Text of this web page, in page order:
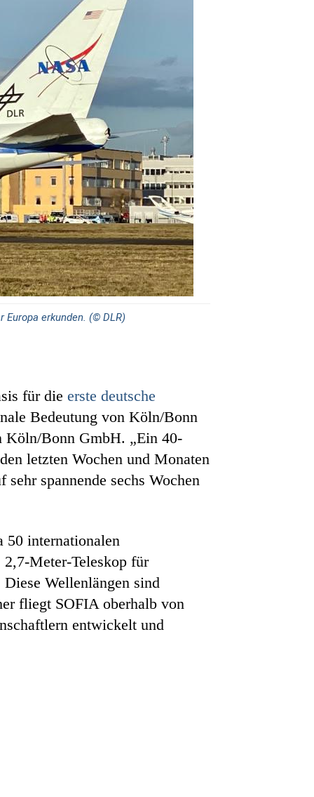
Europa erkunden. (© DLR)
für die erste deutsche
Bedeutung von Köln/Bonn
Köln/Bonn GmbH. „Ein 40-
letzten Wochen und Monaten
spannende sechs Wochen
internationalen
Meter-Teleskop für
Diese Wellenlängen sind
fliegt SOFIA oberhalb von
entwickelt und